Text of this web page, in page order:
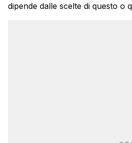
dipende dalle scelte di questo o